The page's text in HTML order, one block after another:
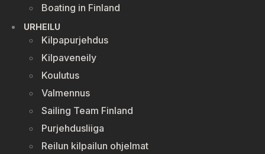
Boating in Finland
URHEILU
Kilpapurjehdus
Kilpaveneily
Koulutus
Valmennus
Sailing Team Finland
Purjehdusliiga
Reilun kilpailun ohjelmat